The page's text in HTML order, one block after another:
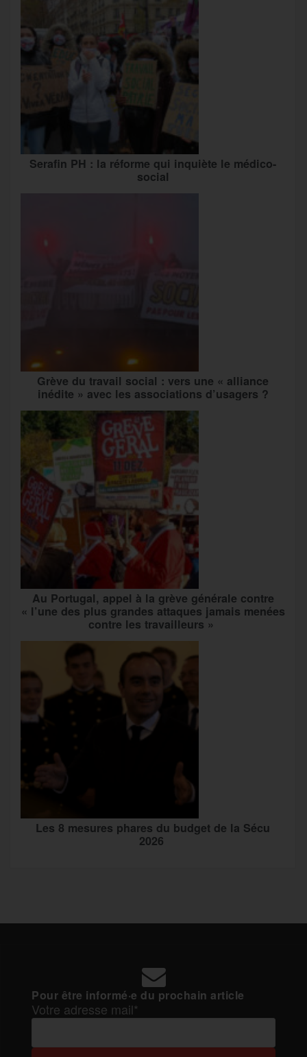
Serafin PH : la réforme qui inquiète le médico-
social
Grève du travail social : vers une « alliance
inédite » avec les associations d’usagers ?
Au Portugal, appel à la grève générale contre
« l’une des plus grandes attaques jamais menées
contre les travailleurs »
Les 8 mesures phares du budget de la Sécu
2026
Pour être informé·e du prochain article
Votre adresse mail*